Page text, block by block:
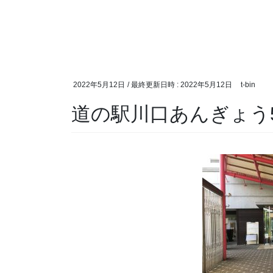
2022年5月12日 / 最終更新日時 : 2022年5月12日 t-bin
道の駅川口あんぎょ